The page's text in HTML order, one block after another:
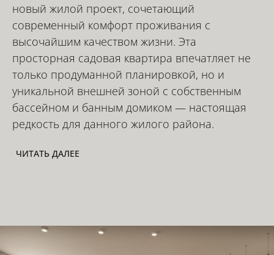
новый жилой проект, сочетающий
современный комфорт проживания с
высочайшим качеством жизни. Эта
просторная садовая квартира впечатляет не
только продуманной планировкой, но и
уникальной внешней зоной с собственным
бассейном и банным домиком — настоящая
редкость для данного жилого района.
ЧИТАТЬ ДАЛЕЕ